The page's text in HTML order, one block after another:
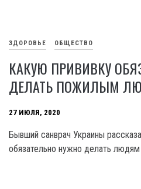
ЗДОРОВЬЕ ОБЩЕСТВО
КАКУЮ ПРИВИВКУ
ДЕЛАТЬ ПОЖИЛЫМ
27 ИЮЛЯ, 2020
Бывший санврач Украины
обязательно нужно делать